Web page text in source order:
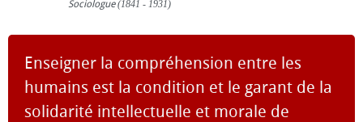
Sociologue(1841 - 1931)
Enseigner la compréhension entre les
humains est la condition et le garant de la
solidarité intellectuelle et morale de